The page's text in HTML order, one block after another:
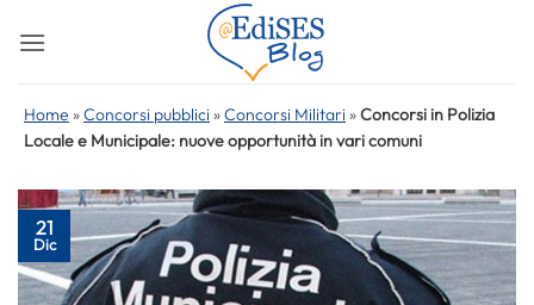
Home »Concorsi pubblici »Concorsi Militari »Concorsi in Polizia
Locale e Municipale: nuove opportunità in vari comuni
21
Dic